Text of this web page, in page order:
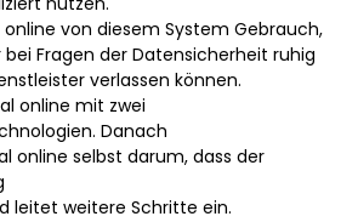
von diesem System Gebrauch,
Fragen der Datensicherheit ruhig
verlassen können.
online mit zwei
Danach
online selbst darum, dass der
leitet weitere Schritte ein.